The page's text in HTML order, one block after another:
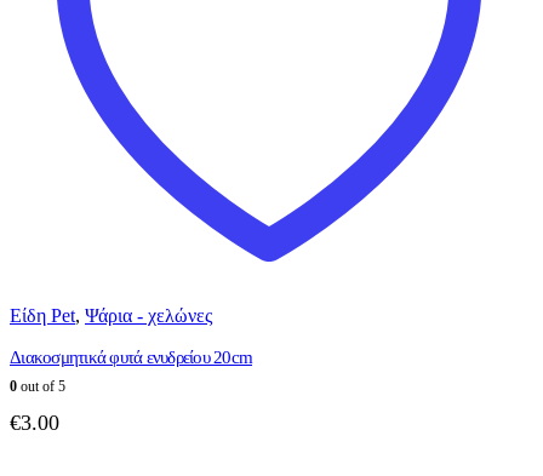
Είδη Pet, Ψάρια - χελώνες
Διακοσμητικά φυτά ενυδρείου 20cm
0 out of 5
€3.00